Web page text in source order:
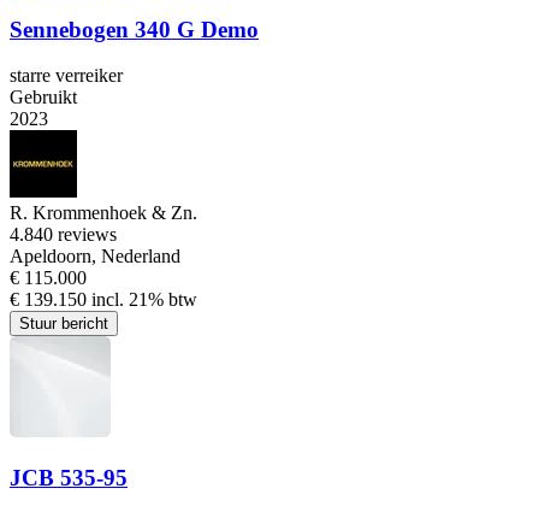
Sennebogen 340 G Demo
starre verreiker
Gebruikt
2023
R. Krommenhoek & Zn.
4.840 reviews
Apeldoorn, Nederland
€ 115.000
€ 139.150 incl. 21% btw
Stuur bericht
JCB 535-95